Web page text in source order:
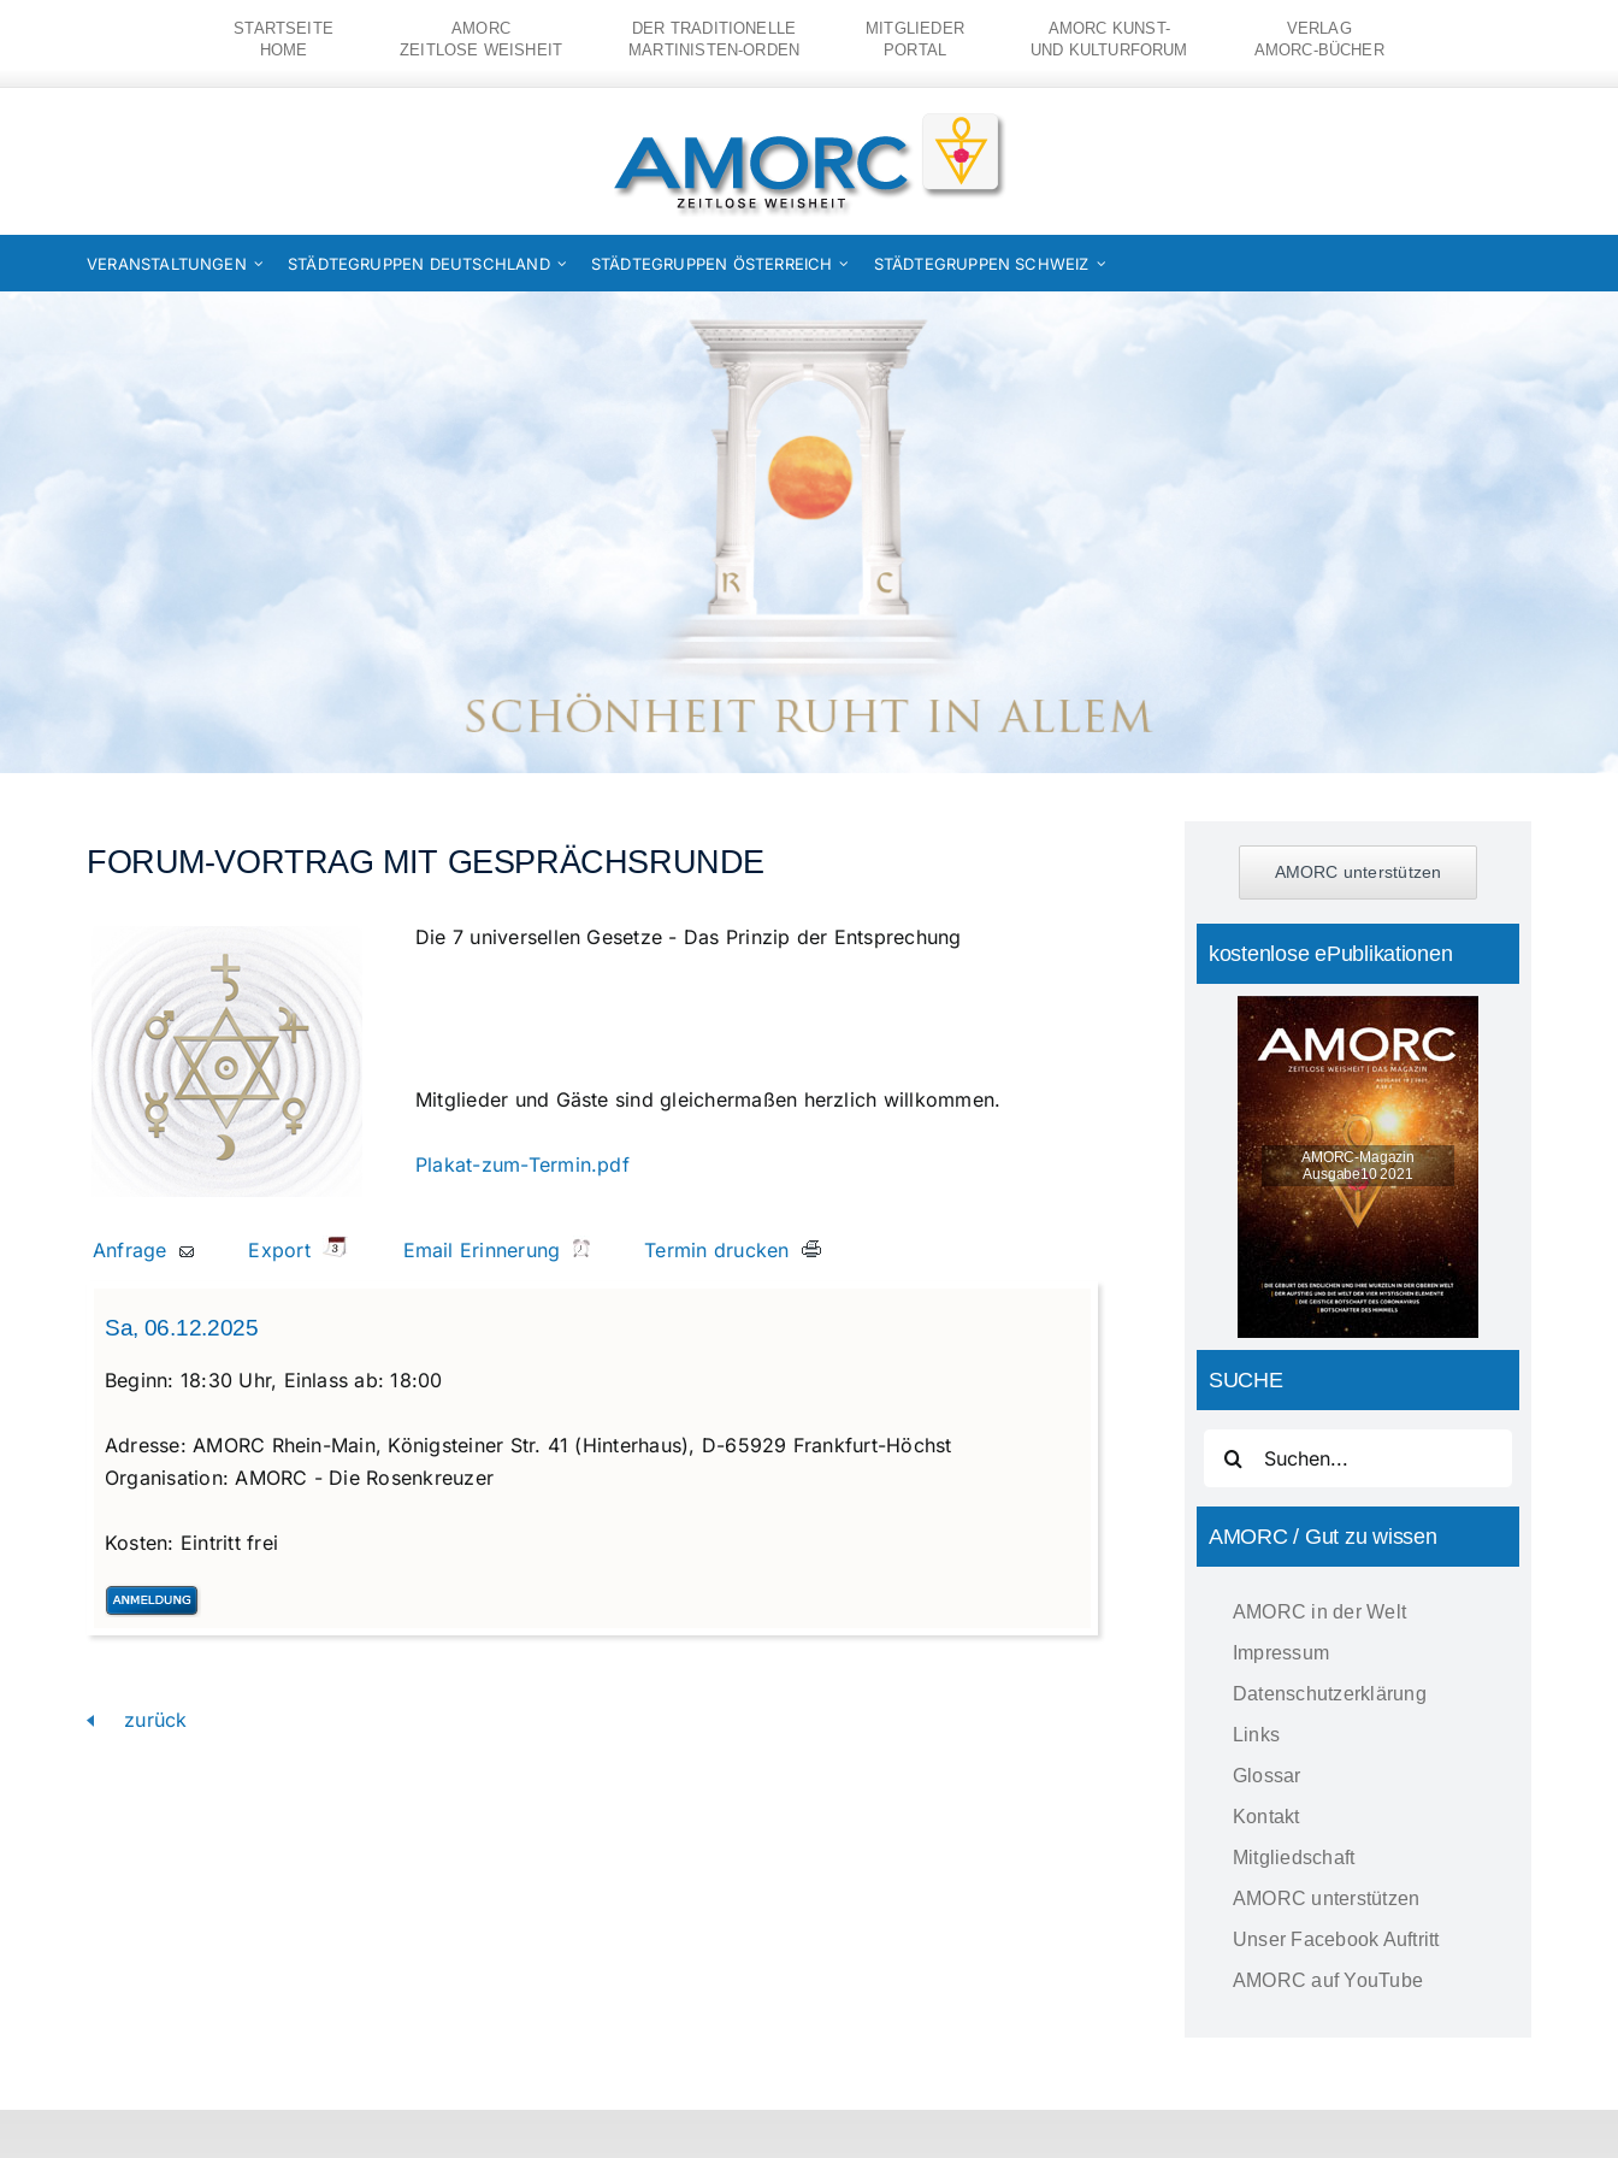
STARTSEITE
HOME
AMORC
ZEITLOSE WEISHEIT
DER TRADITIONELLE
MARTINISTEN-ORDEN
MITGLIEDER
PORTAL
AMORC KUNST-
UND KULTURFORUM
VERLAG
AMORC-BÜCHER
VERANSTALTUNGEN STÄDTEGRUPPEN DEUTSCHLAND STÄDTEGRUPPEN ÖSTERREICH STÄDTEGRUPPEN SCHWEIZ
FORUM-VORTRAG MIT GESPRÄCHSRUNDE
Die 7 universellen Gesetze - Das Prinzip der Entsprechung
Mitglieder und Gäste sind gleichermaßen herzlich willkommen.
Plakat-zum-Termin.pdf
Anfrage Export Email Erinnerung Termin drucken
Sa, 06.12.2025
Beginn: 18:30 Uhr, Einlass ab: 18:00
Adresse: AMORC Rhein-Main, Königsteiner Str. 41 (Hinterhaus), D-65929 Frankfurt-Höchst
Organisation: AMORC - Die Rosenkreuzer
Kosten: Eintritt frei
zurück
AMORC unterstützen
kostenlose ePublikationen
SUCHE
nach:
AMORC / Gut zu wissen
AMORC in der Welt
Impressum
Datenschutzerklärung
Links
Glossar
Kontakt
Mitgliedschaft
AMORC unterstützen
Unser Facebook Auftritt
AMORC auf YouTube